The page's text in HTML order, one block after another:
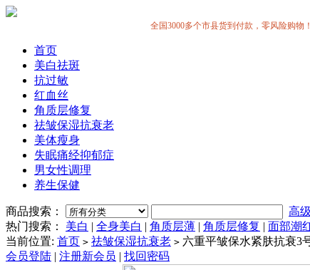
全国3000多个市县货到付款，零风险购物
首页
美白祛斑
抗过敏
红血丝
角质层修复
祛皱保湿抗衰老
美体瘦身
失眠痛经抑郁症
男女性调理
养生保健
商品搜索： 高
热门搜索：
美白 | 全身美白 | 角质层薄 | 角质层修复 | 面部潮
当前位置: 首页 > 祛皱保湿抗衰老 > 六重平皱保水紧肤抗衰3
会员登陆 | 注册新会员 | 找回密码